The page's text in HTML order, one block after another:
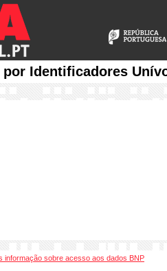
por Identificadores
informação sobre acesso aos dados BNP